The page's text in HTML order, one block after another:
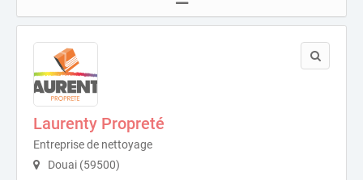
Laurenty Propreté
Entreprise de nettoyage
Douai (59500)